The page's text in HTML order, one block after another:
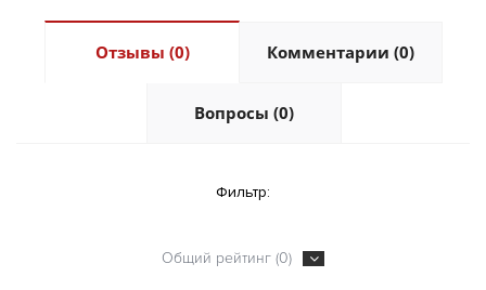
Отзывы (0) Комментарии (0)
Вопросы (0)
Фильтр:
Общий рейтинг (0)